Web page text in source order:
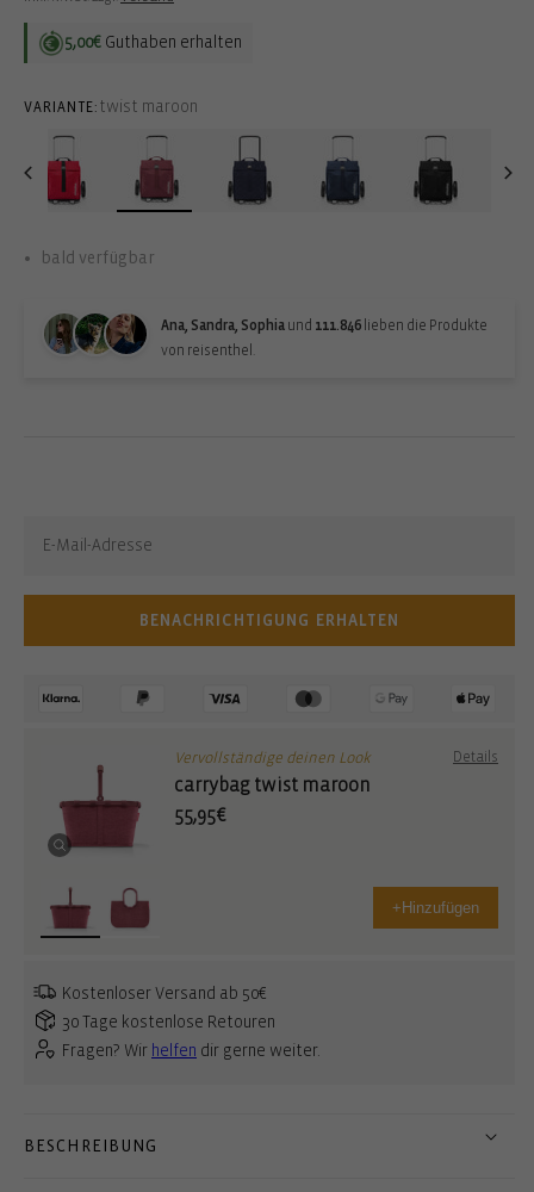
5,00€ Guthaben erhalten
VARIANTE: twist maroon
bald verfügbar
Ana, Sandra, Sophia und 111.846 lieben die Produkte
von reisenthel.
BENACHRICHTIGUNG ERHALTEN
Vervollständige deinen Look Details
carrybag twist maroon
55,95€
+ Hinzufügen
Kostenloser Versand ab 50€
30 Tage kostenlose Retouren
Fragen? Wir helfen dir gerne weiter.
BESCHREIBUNG